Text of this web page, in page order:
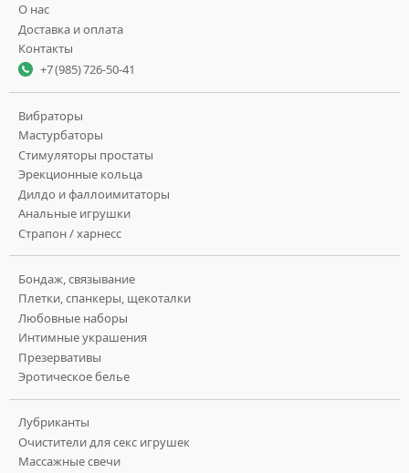
О нас
Доставка и оплата
Контакты
+7 (985) 726-50-41
Вибраторы
Мастурбаторы
Стимуляторы простаты
Эрекционные кольца
Дилдо и фаллоимитаторы
Анальные игрушки
Страпон / харнесс
Бондаж, связывание
Плетки, спанкеры, щекоталки
Любовные наборы
Интимные украшения
Презервативы
Эротическое белье
Лубриканты
Очистители для секс игрушек
Массажные свечи